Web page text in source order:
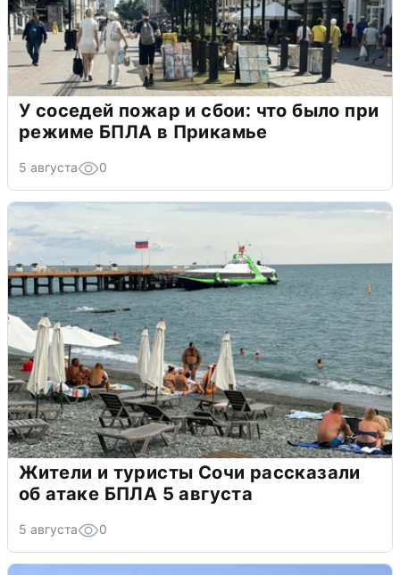
У соседей пожар и сбои: что было при
режиме БПЛА в Прикамье
5 августа 0
Жители и туристы Сочи рассказали
об атаке БПЛА 5 августа
5 августа 0